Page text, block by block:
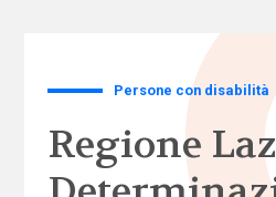
Persone con disabilità
Regione